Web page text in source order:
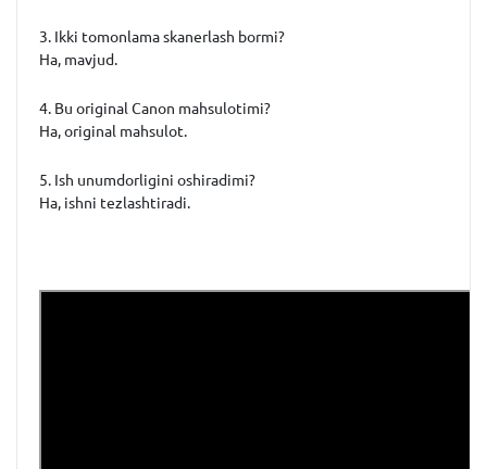
3. Ikki tomonlama skanerlash bormi?
Ha, mavjud.
4. Bu original Canon mahsulotimi?
Ha, original mahsulot.
5. Ish unumdorligini oshiradimi?
Ha, ishni tezlashtiradi.